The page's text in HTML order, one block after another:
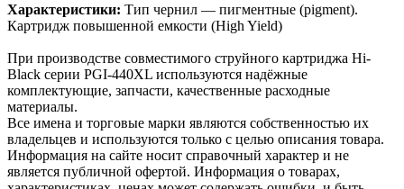
Характеристики: Тип чернил — пигментные (pigment).
Картридж повышенной емкости (High Yield)
При производстве совместимого струйного картриджа Hi-
Black серии PGI-440XL используются надёжные
комплектующие, запчасти, качественные расходные
материалы.
Все имена и торговые марки являются собственностью их
владельцев и используются только с целью описания товара.
Информация на сайте носит справочный характер и не
является публичной офертой. Информация о товарах,